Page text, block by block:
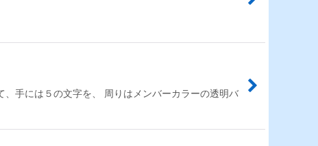
手には５の文字を、 周りはメンバーカラーの透明バ